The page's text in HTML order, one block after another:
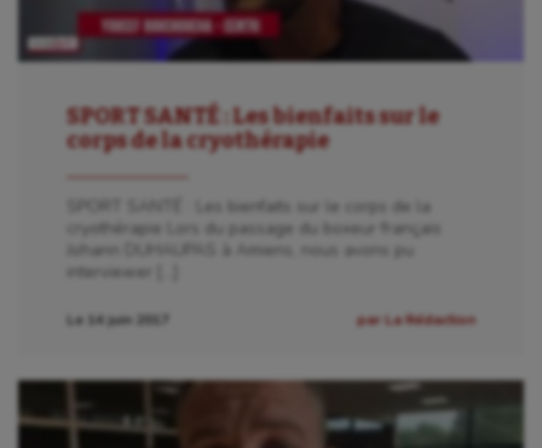
SPORT SANTÉ : Les bienfaits sur le
corps de la cryothérapie
SPORT SANTÉ : Les bienfaits sur le corps de la
cryothérapie Lors du passage du boxeur français
Johann DUHAUPAS à Amiens, nous avons pu
interviewer […]
Le 14 juin 2017 par La Rédaction